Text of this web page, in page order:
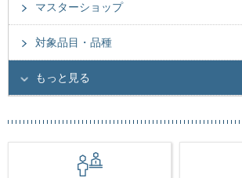
マスターショップ
対象品目・品種
もっと見る